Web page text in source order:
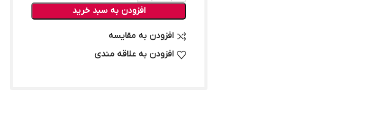
افزودن به سبد خرید
افزودن به مقایسه
افزودن به علاقه مندی